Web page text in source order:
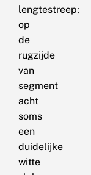
lengtestreep;
op
de
rugzijde
van
segment
acht
soms
een
duidelijke
witte